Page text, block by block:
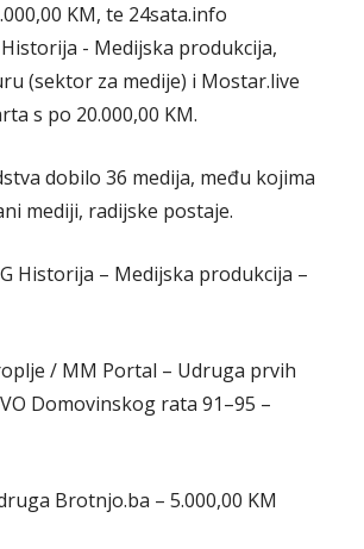
KM, te 24sata.info
- Medijska produkcija,
(sektor za medije) i Mostar.live
s po 20.000,00 KM.
dobilo 36 medija, među kojima
mediji, radijske postaje.
Historija – Medijska produkcija –
/ MM Portal – Udruga prvih
Domovinskog rata 91–95 –
Brotnjo.ba – 5.000,00 KM